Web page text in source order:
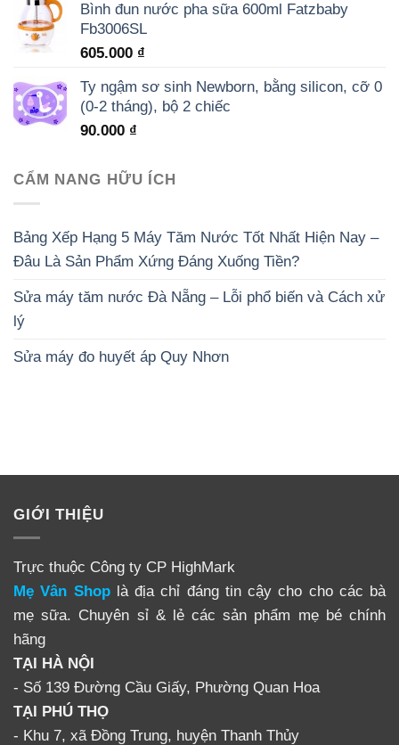
Bình đun nước pha sữa 600ml Fatzbaby
Fb3006SL
605.000 ₫
Ty ngậm sơ sinh Newborn, bằng silicon, cỡ 0
(0-2 tháng), bộ 2 chiếc
90.000 ₫
CẨM NANG HỮU ÍCH
Bảng Xếp Hạng 5 Máy Tăm Nước Tốt Nhất Hiện Nay –
Đâu Là Sản Phẩm Xứng Đáng Xuống Tiền?
Sửa máy tăm nước Đà Nẵng – Lỗi phổ biến và Cách xử
lý
Sửa máy đo huyết áp Quy Nhơn
GIỚI THIỆU
Trực thuộc Công ty CP HighMark
Mẹ Vân Shoplà địa chỉ đáng tin cậy cho cho các bà
mẹ sữa. Chuyên sỉ & lẻ các sản phẩm mẹ bé chính
hãng
TẠI HÀ NỘI
- Số 139 Đường Cầu Giấy, Phường Quan Hoa
TẠI PHÚ THỌ
- Khu 7, xã Đồng Trung, huyện Thanh Thủy